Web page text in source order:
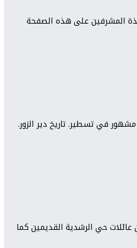
المشرفين على هذه الصفحة
في تسطير. تاريخ دير الزور.
عائلات حي الرشدية القديمين كما